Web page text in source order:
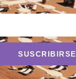
SUSCRIBIRSE